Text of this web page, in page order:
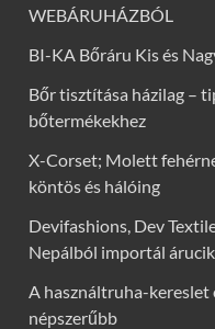
WEBÁRUHÁZBÓL
BI-KA Bőráru Kis és
Bőr tisztítása házilag –
bőtermékekhez
X-Corset; Molett
köntös és hálóing
Devifashions, Dev
Nepálból importál
A használtruha-kereslet
népszerűbb